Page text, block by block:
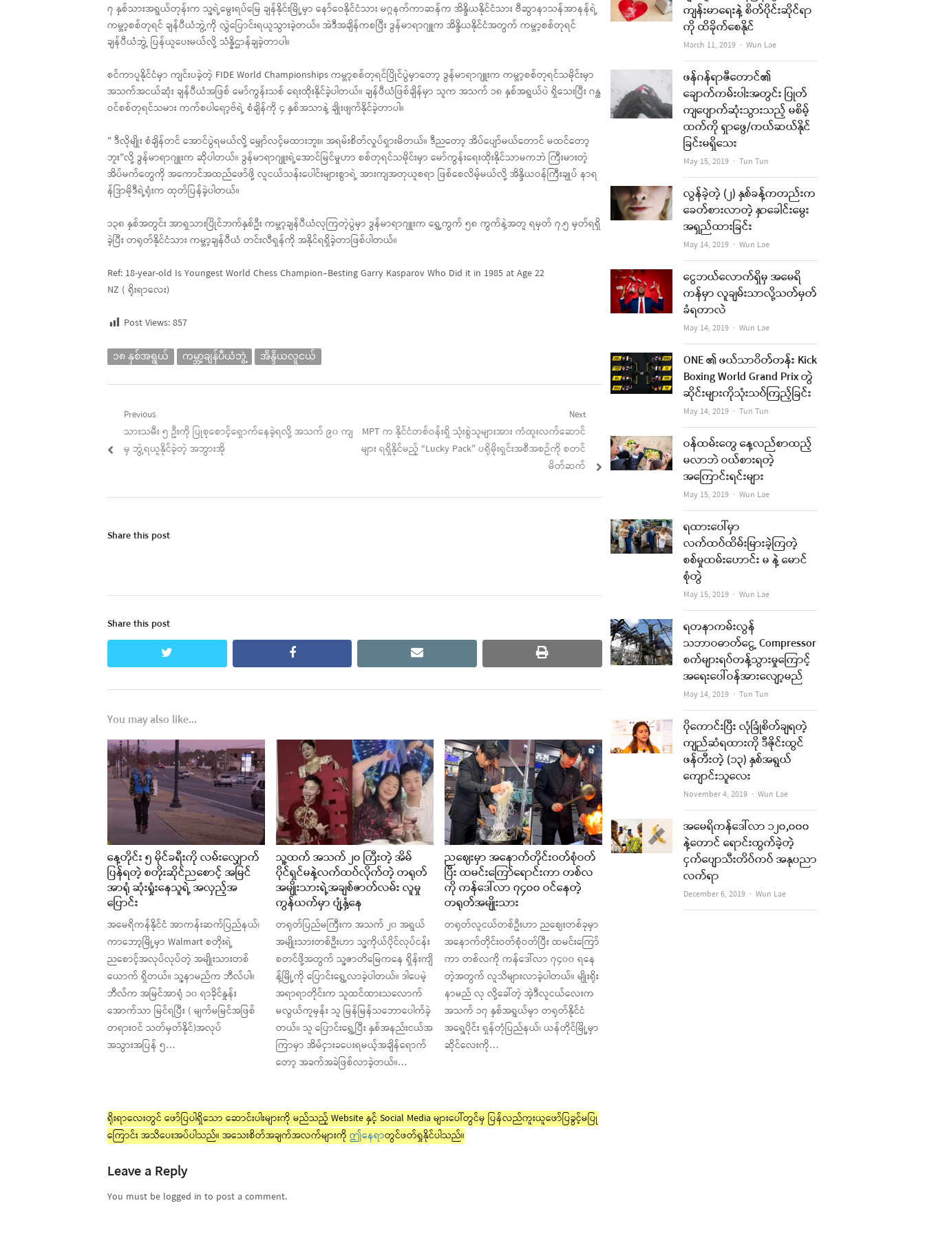
၇ နှစ်သားအရွယ်တုန်းက သူ့ရဲ့မွေးရပ်မြေ ချန်နိုင်းမြို့မှာ နော်ဝေနိုင်ငံသား မဂ္ဂနက်ကာဆန်က အိန္ဒိယနိုင်ငံသား ဗီဆွာနာသန်အာနန်ရဲ့
ကမ္ဘာ့စစ်တုရင် ချန်ပီယံဘွဲ့ကို လွှဲပြောင်းရယူသွားခဲ့တယ်။ အဲဒီအချိန်ကစပြီး ဒွန်မာရာဂျူက အိန္ဒိယနိုင်ငံအတွက် ကမ္ဘာ့စစ်တုရင်
ချန်ပီယံဘွဲ့ ပြန်ယူပေးမယ်လို့ သံန္နိဌာန်ချခဲ့တာပါ။
စင်ကာပူနိုင်ငံမှာ ကျင်းပခဲ့တဲ့ FIDE World Championships ကမ္ဘာ့စစ်တုရင်ပြိုင်ပွဲမှာတော့ ဒွန်မာရာဂျူးက ကမ္ဘာ့စစ်တုရင်သမိုင်းမှာ
အသက်အငယ်ဆုံး ချန်ပီယံအဖြစ် မော်ကွန်းသစ် ရေးထိုးနိုင်ခဲ့ပါတယ်။ ချန်ပီယံဖြစ်ချိန်မှာ သူက အသက် ၁၈ နှစ်အရွယ်ပဲ ရှိသေးပြီး ဂန္ထ
ဝင်စစ်တုရင်သမား ကက်စပါရော့ဗ်ရဲ့ စံချိန်ကို ၄ နှစ်အသာနဲ့ ချိုးဖျက်နိုင်ခဲ့တာပါ။
” ဒီလိုမျိုး စံချိန်တင် အောင်ပွဲရမယ်လို့ မျှော်လင့်မထားဘူး။ အရမ်းစိတ်လှုပ်ရှားမိတယ်။ ဒီညတော့ အိပ်ပျော်မယ်တောင် မထင်တော့
ဘူး”လို့ ဒွန်မာရာဂျူးက ဆိုပါတယ်။ ဒွန်မာရာဂျူးရဲ့အောင်မြင်မှုဟာ စစ်တုရင်သမိုင်းမှာ မော်ကွန်းရေးထိုးနိုင်သာမကဘဲ ကြီးမားတဲ့
အိပ်မက်တွေကို အကောင်အထည်ဖော်ဖို့ လူငယ်သန်းပေါင်းများစွာရဲ့ အားကျအတုယူစရာ ဖြစ်စေလိမ့်မယ်လို့ အိန္ဒိယဝန်ကြီးချုပ် နာရ
န်ဒြာမိုဒီရဲ့ရုံးက ထုတ်ပြန်ခဲ့ပါတယ်။
၁၃၈ နှစ်အတွင်း အာရှသားပြိုင်ဘက်နှစ်ဦး ကမ္ဘာ့ချန်ပီယံလုကြတဲ့ပွဲမှာ ဒွန်မာရာဂျူးက ရွှေ့ကွက် ၅၈ ကွက်နဲ့အတူ ရမှတ် ၇.၅ မှတ်ရရှိ
ခဲ့ပြီး တရုတ်နိုင်ငံသား ကမ္ဘာ့ချန်ပီယံ တင်းလီရှန်ကို အနိုင်ရရှိခဲ့တာဖြစ်ပါတယ်။
Ref: 18-year-old Is Youngest World Chess Champion–Besting Garry Kasparov Who Did it in 1985 at Age 22
NZ ( ရိုးရာလေး)
Post Views:857
၁၈ နှစ်အရွယ် ကမ္ဘာ့ချန်ပီယံဘွဲ့ အိန္ဒိယလူငယ်
Post
navigation
Previous
Previous
post:
သားသမီး ၅ ဦးကို ပြုစုစောင့်ရှောက်နေခဲ့ရလို့ အသက် ၉၀ ကျ
မှ ဘွဲ့ရယူနိုင်ခဲ့တဲ့ အဘွားအို
Next
Next
post:
MPT က နိုင်ငံတစ်ဝန်းရှိ သုံးစွဲသူများအား ကံထူးလက်ဆောင်
များ ရရှိနိုင်မည့် “Lucky Pack” ပရိုမိုးရှင်းအစီအစဉ်ကို စတင်
မိတ်ဆက်
Share this post
Share this post
facebook email print
You may also like...
နေ့တိုင်း ၅ မိုင်ခရီးကို လမ်းလျှောက်
ပြန်ရတဲ့ စတိုးဆိုင်ညစောင့် အမြင်
အာရုံ ဆုံးရှုံးနေသူရဲ့ အလှည့်အ
ပြောင်း
အမေရိကန်နိုင်ငံ အာကန်းဆက်ပြည်နယ်၊
ကာဘော့မြို့မှာ Walmart စတိုးရဲ့
ညစောင့်အလုပ်လုပ်တဲ့ အမျိုးသားတစ်
ယောက် ရှိတယ်။ သူ့နာမည်က ဘီလ်ပါ။
ဘီလ်က အမြင်အာရုံ ၁၀ ရာခိုင်နှုန်း
အောက်သာ မြင်ရပြီး ( မျက်မမြင်အဖြစ်
တရားဝင် သတ်မှတ်နိုင်)အလုပ်
အသွားအပြန် ၅…
သူ့ထက် အသက် ၂၀ ကြီးတဲ့ အိမ်
ပိုင်ရှင်မနဲ့လက်ထပ်လိုက်တဲ့ တရုတ်
အမျိုးသားရဲ့အချစ်ဇာတ်လမ်း လူမှု
ကွန်ယက်မှာ ပျံ့နှံ့နေ
တရုတ်ပြည်မကြီးက အသက် ၂၀ အရွယ်
အမျိုးသားတစ်ဦးဟာ သူ့ကိုယ်ပိုင်လုပ်ငန်း
စတင်ဖို့အတွက် သူ့ဇာတိမြေကနေ ရှိန်းကျိ
န့်မြို့ကို ပြောင်းရွှေ့လာခဲ့ပါတယ်။ ဒါပေမဲ့
အရာရာတိုင်းက သူထင်ထားသလောက်
မလွယ်ကူမှန်း သူ မြန်မြန်သဘောပေါက်ခဲ့
တယ်။ သူ ပြောင်းရွှေ့ပြီး နှစ်အနည်းငယ်အ
ကြာမှာ အိမ်ငှားခပေးရမယ့်အချိန်‌ရောက်
တော့ အခက်အခဲဖြစ်လာခဲ့တယ်။…
ညဈေးမှာ အနောက်တိုင်းဝတ်စုံဝတ်
ပြီး ထမင်းကြော်ရောင်းကာ တစ်လ
ကို ကန်ဒေါ်လာ ၇၄၀၀ ဝင်နေတဲ့
တရုတ်အမျိုးသား
တရုတ်လူငယ်တစ်ဦးဟာ ညဈေးတစ်ခုမှာ
အနောက်တိုင်းဝတ်စုံဝတ်ပြီး ထမင်းကြော်
ကာ တစ်လကို ကန်ဒေါ်လာ ၇၄၀၀ ရနေ
တဲ့အတွက် လူသိများလာခဲ့ပါတယ်။ မျိုးရိုး
နာမည် လု လို့ခေါ်တဲ့ အဲ့ဒီလူငယ်လေးက
အသက် ၁၇ နှစ်အရွယ်မှာ တရုတ်နိုင်ငံ
အရှေ့ပိုင်း ရှန်တုံပြည်နယ်၊ ယန်တိုင်မြို့မှာ
ဆိုင်လေးကို…
ရိုးရာလေးတွင် ဖော်ပြပါရှိသော ဆောင်းပါးများကို မည်သည့် Website နှင့် Social Media များပေါ်တွင်မှ ပြန်လည်ကူးယူဖော်ပြခွင့်မပြု
ကြောင်း အသိပေးအပ်ပါသည်။ အသေးစိတ်အချက်အလက်များကို ဤနေရာတွင်ဖတ်ရှုနိုင်ပါသည်။
Leave a Reply
You must be logged in to post a comment.
ကျန်းမာရေးနဲ့ စိတ်ပိုင်းဆိုင်ရာ
ကို ထိခိုက်စေနိုင်
March 11, 2019 Author
Wun Lae
ဖန်ဂန်ရာဇီတောင်၏
ချောက်ကမ်းပါးအတွင်း ပြုတ်
ကျပျောက်ဆုံးသွားသည့် မစိမ့်
ထက်ကို ရှာဖွေ/ကယ်ဆယ်နိုင်
ခြင်းမရှိသေး
May 15, 2019 Author
Tun Tun
လွန်ခဲ့တဲ့ (၂) နှစ်ခန့်ကတည်းက
ခေတ်စားလာတဲ့ နှာခေါင်းမွေး
အရှည်ထားခြင်း
May 14, 2019 Author
Wun Lae
ငွေဘယ်လောက်ရှိမှ အမေရိ
ကန်မှာ လူချမ်းသာလို့သတ်မှတ်
ခံရတာလဲ
May 14, 2019 Author
Wun Lae
ONE ၏ ဖယ်သာဝိတ်တန်း Kick
Boxing World Grand Prix တွဲ
ဆိုင်းများကိုသုံးသပ်ကြည့်ခြင်း
May 14, 2019 Author
Tun Tun
ဝန်ထမ်းတွေ နေ့လည်စာထည့်
မလာဘဲ ဝယ်စားရတဲ့
အကြောင်းရင်းများ
May 15, 2019 Author
Wun Lae
ရထားပေါ်မှာ
လက်ထပ်ထိမ်းမြားခဲ့ကြတဲ့
စစ်မှုထမ်းဟောင်း မ နဲ့ မောင်
စုံတွဲ
May 15, 2019 Author
Wun Lae
ရတနာကမ်းလွန်
သဘာဝဓာတ်ငွေ့ Compressor
စက်များရပ်တန့်သွားမှုကြောင့်
အရေးပေါ်ဝန်အားလျော့မည်
May 14, 2019 Author
Tun Tun
ပိုကောင်းပြီး လုံခြုံစိတ်ချရတဲ့
ကျည်ဆံရထားကို ဒီဇိုင်းထွင်
ဖန်တီးတဲ့ (၁၃) နှစ်အရွယ်
ကျောင်းသူလေး
November 4, 2019 Author
Wun Lae
အမေရိကန်ဒေါ်လာ ၁၂၀,၀၀၀
နဲ့တောင် ရောင်းထွက်ခဲ့တဲ့
ငှက်ပျောသီးတိပ်ကပ် အနုပညာ
လက်ရာ
December 6, 2019 Author
Wun Lae